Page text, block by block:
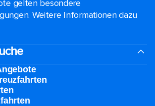
gelten besondere
Weitere Informationen dazu